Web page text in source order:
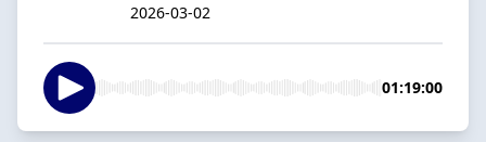
2026-03-02
01:19:00